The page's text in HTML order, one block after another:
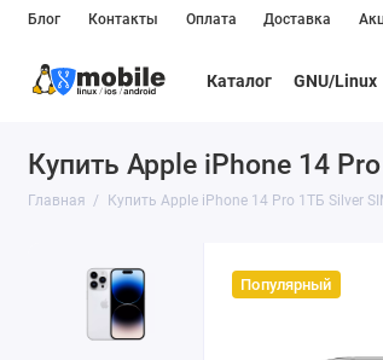
Блог Контакты Оплата Доставка
Каталог GNU/Linux
Купить Apple iPhone 14
Главная Купить Apple iPhone 14 Pro 1ТБ Silver
Популярный